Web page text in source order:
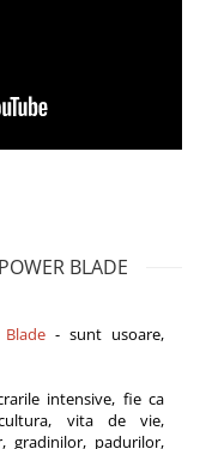
BLADE
- sunt usoare,
intensive, fie ca
vita de vie,
gradinilor, padurilor,